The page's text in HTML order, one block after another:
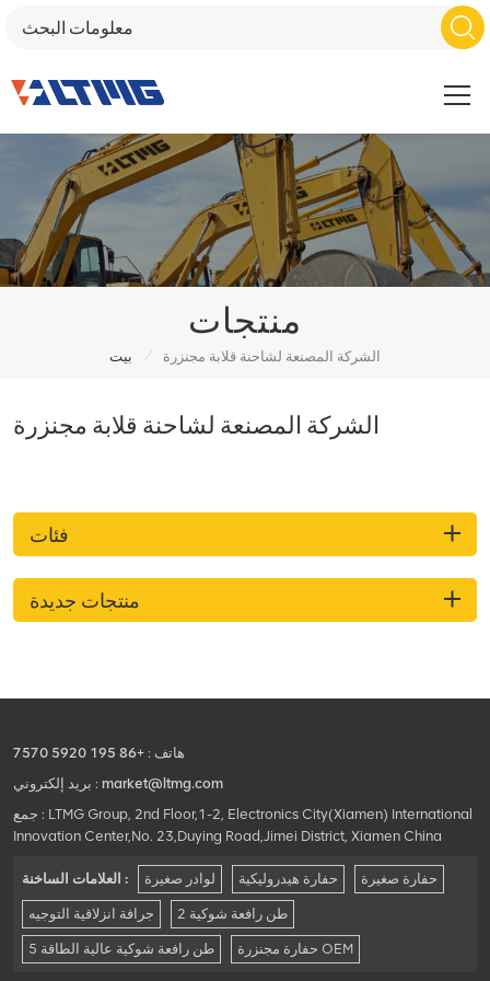
منتجات
بيت / الشركة المصنعة لشاحنة قلابة مجنزرة
الشركة المصنعة لشاحنة قلابة مجنزرة
فئات
منتجات جديدة
هاتف : +86 195 5920 7570
بريد إلكتروني : market@ltmg.com
جمع : LTMG Group, 2nd Floor,1-2, Electronics City(Xiamen) International
Innovation Center,No. 23,Duying Road,Jimei District, Xiamen China
العلامات الساخنة : لوادر صغيرة حفارة هيدروليكية حفارة صغيرة
جرافة انزلاقية التوجيه 2 طن رافعة شوكية
5 طن رافعة شوكية عالية الطاقة حفارة مجنزرة OEM